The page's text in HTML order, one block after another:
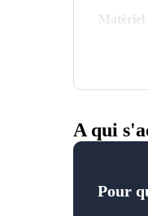
Matériel
A qui
Pour